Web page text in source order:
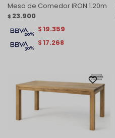
Mesa de Comedor IRON 1.20m
$ 23.900
$17.268
$19.359